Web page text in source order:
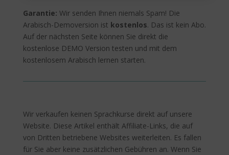
Garantie: Wir senden Ihnen niemals Spam! Die
Arabisch-Demoversion ist kostenlos. Das ist kein Abo.
Auf der nächsten Seite können Sie direkt die
kostenlose DEMO Version testen und mit dem
kostenlosem Arabisch lernen starten.
Wir verkaufen keinen Sprachkurse direkt auf unsere
Website. Diese Artikel enthält Affiliate-Links, die auf
von Dritten betriebene Websites weiterleiten. Es fallen
für Sie aber keine zusätzlichen Gebühren an. Wenn Sie